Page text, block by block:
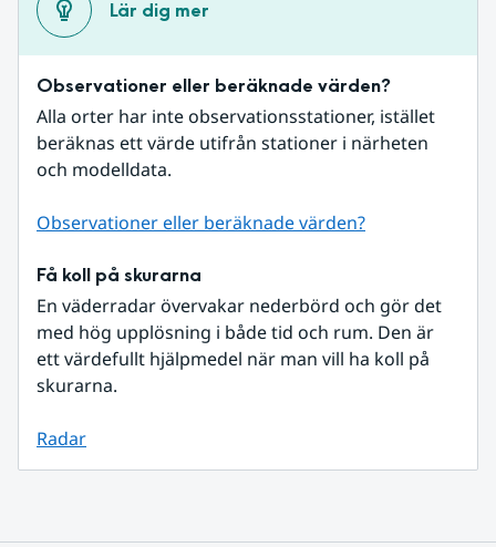
Lär dig mer
Observationer eller beräknade värden?
Alla orter har inte observationsstationer, istället
beräknas ett värde utifrån stationer i närheten
och modelldata.
Observationer eller beräknade värden?
Få koll på skurarna
En väderradar övervakar nederbörd och gör det
med hög upplösning i både tid och rum. Den är
ett värdefullt hjälpmedel när man vill ha koll på
skurarna.
Radar